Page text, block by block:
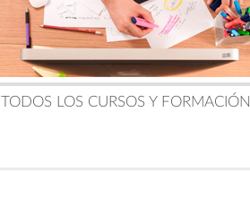
TODOS LOS CURSOS Y FORMACIÓN